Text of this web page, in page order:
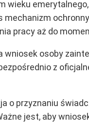
pracy aż do
osoby
z
o przyznaniu
jest, aby